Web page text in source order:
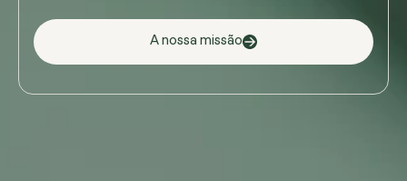
A nossa missão